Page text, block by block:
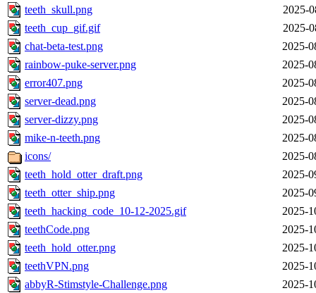
teeth_skull.png
2025-
teeth_cup_gif.gif
2025-
chat-beta-test.png
2025-
rainbow-puke-server.png
2025-
error407.png
2025-
server-dead.png
2025-
server-dizzy.png
2025-
mike-n-teeth.png
2025-
icons/
2025-
teeth_hold_otter_draft.png
2025-
teeth_otter_ship.png
2025-
teeth_hacking_code_10-12-2025.gif
2025-
teethCode.png
2025-
teeth_hold_otter.png
2025-
teethVPN.png
2025-
abbyR-Stimstyle-Challenge.png
2025-